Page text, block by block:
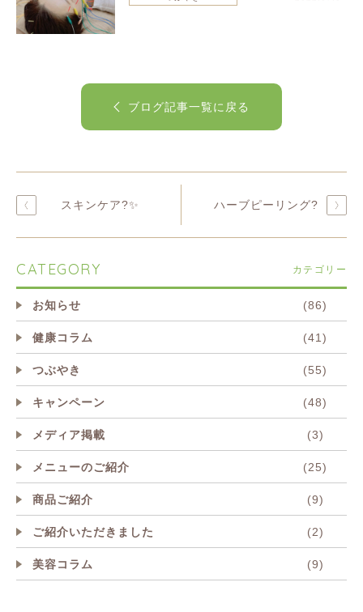
ブログ記事一覧に戻る
スキンケア?✨ ハーブピーリング?
CATEGORY カテゴリー
お知らせ (86)
健康コラム (41)
つぶやき (55)
キャンペーン (48)
メディア掲載 (3)
メニューのご紹介 (25)
商品ご紹介 (9)
ご紹介いただきました (2)
美容コラム (9)